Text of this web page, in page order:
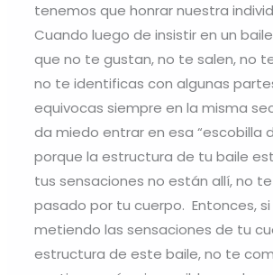
tenemos que honrar nuestra
Cuando luego de insistir en un
que no te gustan, no te salen, no
no te identificas con algunas
equivocas siempre en la misma
da miedo entrar en esa “escobilla
porque la estructura de tu baile
tus sensaciones no están allí, no
pasado por tu cuerpo. Entonces,
metiendo las sensaciones de tu
estructura de este baile, no te